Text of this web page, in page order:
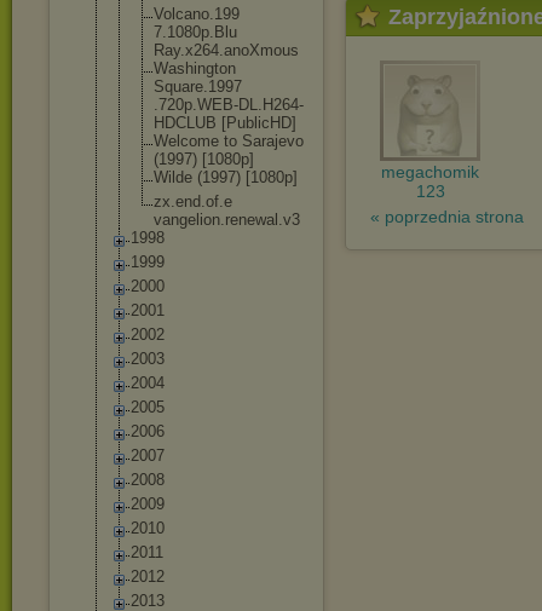
Volcano.199
7.1080p.Blu
Ray.x264.anoXmous
Washington
Square.1997
.720p.WEB-DL.H264-
HDCLUB [PublicHD]
Welcome to Sarajevo
(1997) [1080p]
Wilde (1997) [1080p]
zx.end.of.e
vangelion.renewal.v3
1998
1999
2000
2001
2002
2003
2004
2005
2006
2007
2008
2009
2010
2011
2012
2013
megachomik
123
« poprzednia strona